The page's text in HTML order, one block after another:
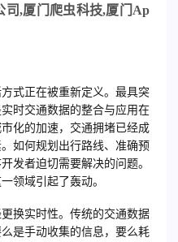
司,厦门爬虫科技,厦门 Ap
式正在被重新定义。最具突
时交通数据的整合与应用在
化的加速，交通拥堵已经成
如何规划出行路线、准确预
发者迫切需要解决的问题。
领域引起了轰动。
换实时性。传统的交通数据
是手动收集的信息，要么耗